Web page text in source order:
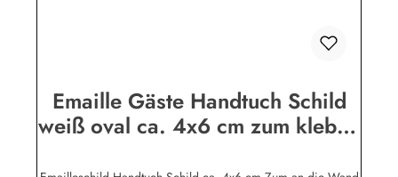
Emaille Gäste Handtuch Schild
weiß oval ca. 4x6 cm zum kleben